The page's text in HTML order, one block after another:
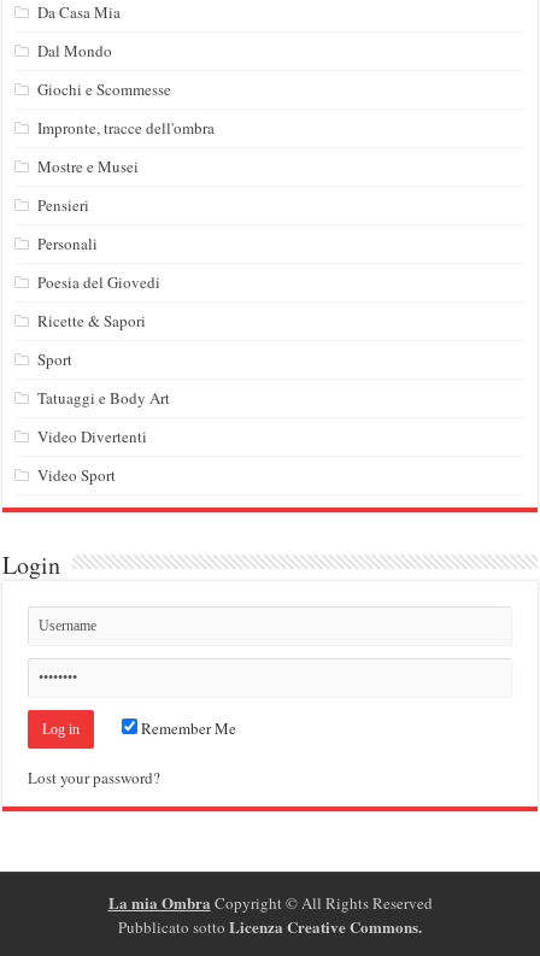
Da Casa Mia
Dal Mondo
Giochi e Scommesse
Impronte, tracce dell'ombra
Mostre e Musei
Pensieri
Personali
Poesia del Giovedi
Ricette & Sapori
Sport
Tatuaggi e Body Art
Video Divertenti
Video Sport
Login
Remember Me
Lost your password?
La mia Ombra Copyright ©All Rights Reserved
Pubblicato sotto Licenza Creative Commons.